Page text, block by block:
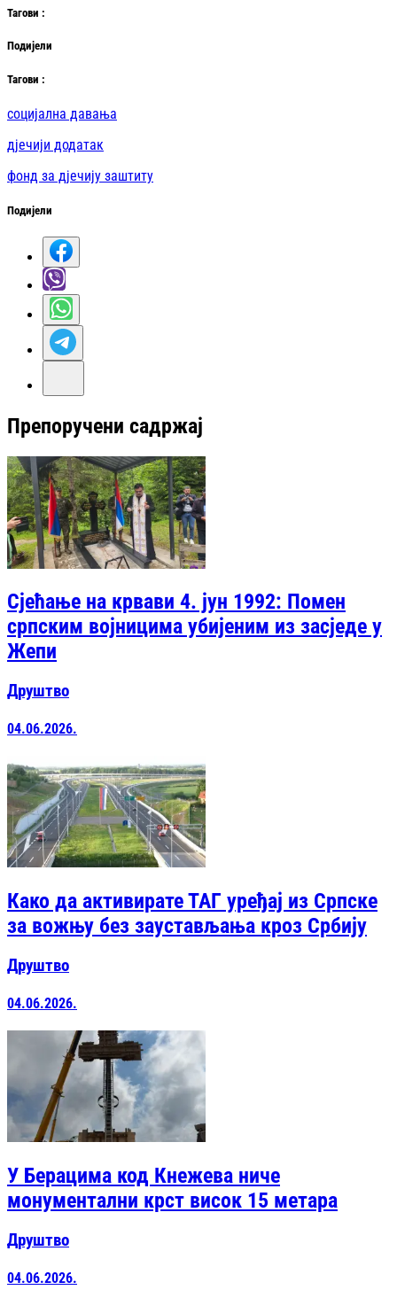
Тагови :
Подијели
Тагови :
социјална давања
дјечији додатак
фонд за дјечију заштиту
Подијели
Препоручени садржај
Сјећање на крвави 4. јун 1992: Помен
српским војницима убијеним из засједе у
Жепи
Друштво
04.06.2026.
Како да активирате ТАГ уређај из Српске
за вожњу без заустављања кроз Србију
Друштво
04.06.2026.
У Берацима код Кнежева ниче
монументални крст висок 15 метара
Друштво
04.06.2026.